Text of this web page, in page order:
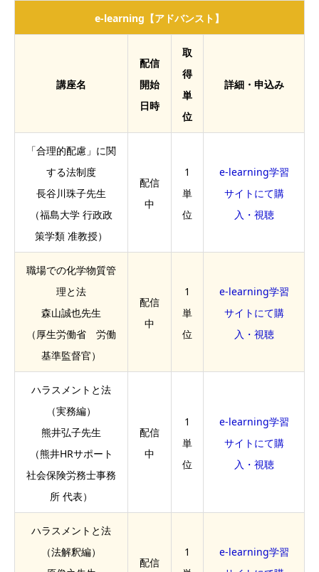
e-learning【アドバンスト】
講座名
配信
開始
日時
取
得
単
位
詳細・申込み
「合理的配慮」に関
する法制度
長谷川珠子先生
（福島大学 行政政
策学類 准教授）
配信
中
1
単
位
e-learning学習
サイトにて購
入・視聴
職場での化学物質管
理と法
森山誠也先生
（厚生労働省 労働
基準監督官）
配信
中
1
単
位
e-learning学習
サイトにて購
入・視聴
ハラスメントと法
（実務編）
熊井弘子先生
（熊井HRサポート
社会保険労務士事務
所 代表）
配信
中
1
単
位
e-learning学習
サイトにて購
入・視聴
ハラスメントと法
（法解釈編）
配信
1
e-learning学習